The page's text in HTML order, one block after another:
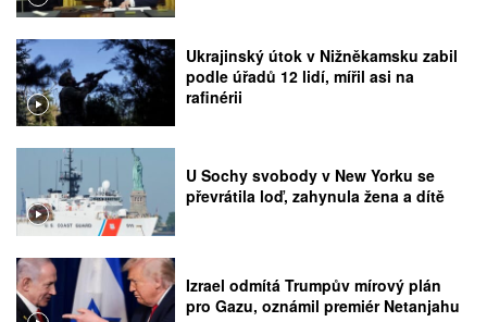
Ukrajinský útok v Nižněkamsku zabil
podle úřadů 12 lidí, mířil asi na
rafinérii
U Sochy svobody v New Yorku se
převrátila loď, zahynula žena a dítě
Izrael odmítá Trumpův mírový plán
pro Gazu, oznámil premiér Netanjahu